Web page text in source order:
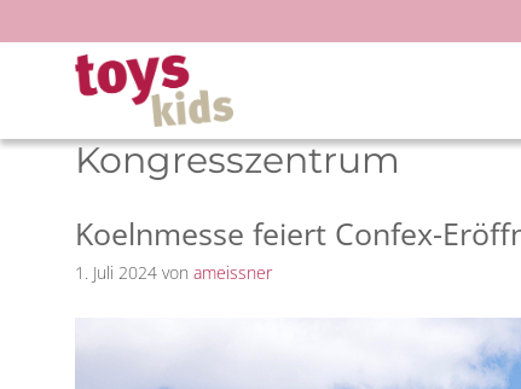
Inhalt
springen
Kongresszentrum
Koelnmesse feiert Confex-
1. Juli 2024 von ameissner